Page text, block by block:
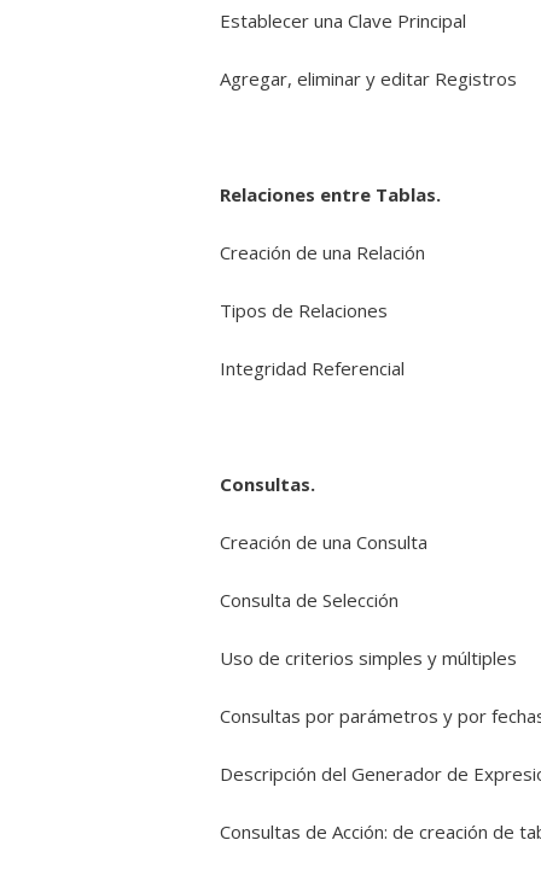
Establecer una Clave Principal
Agregar, eliminar y editar Registros
Relaciones entre Tablas.
Creación de una Relación
Tipos de Relaciones
Integridad Referencial
Consultas.
Creación de una Consulta
Consulta de Selección
Uso de criterios simples y múltiples
Consultas por parámetros y por
Descripción del Generador de
Consultas de Acción: de creación de